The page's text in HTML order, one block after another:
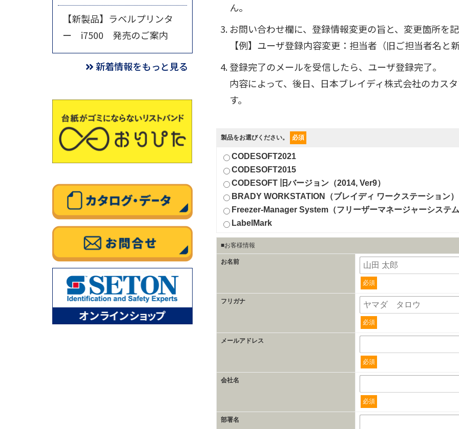
ん。
お問い合わせ欄に、登録情報変更の旨と、変更箇所を
【例】ユーザ登録内容変更：担当者（旧ご担当者名と
登録完了のメールを受信したら、ユーザ登録完了。
内容によって、後日、日本ブレイディ株式会社のカス
す。
製品をお選びください。 必須
CODESOFT2021
CODESOFT2015
CODESOFT 旧バージョン（2014, Ver9）
BRADY WORKSTATION（ブレイディ ワークステーション）
Freezer-Manager System（フリーザーマネージャーシステ
LabelMark
■お客様情報
お名前
必須
フリガナ
必須
メールアドレス
必須
会社名
必須
部署名
【新製品】ラベルプリンタ
ー i7500 発売のご案内
新着情報をもっと見る